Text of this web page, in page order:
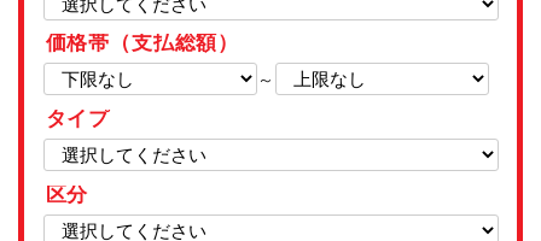
価格帯（支払総額）
～
タイプ
区分